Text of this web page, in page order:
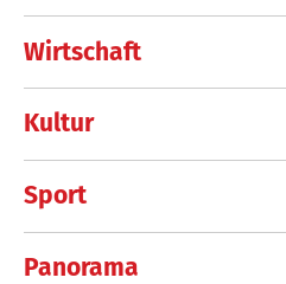
Wirtschaft
Kultur
Sport
Panorama